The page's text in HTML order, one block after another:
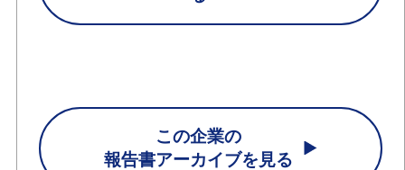
この企業の
報告書アーカイブを見る